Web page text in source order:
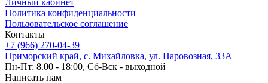
Политика конфиденциальности
Пользовательское соглашение
Контакты
+7 (966) 270-04-39
Приморский край, с. Михайловка, ул. Паровозная, 33А
Пн-Пт: 8.00 - 18:00, Сб-Вск - выходной
Написать нам